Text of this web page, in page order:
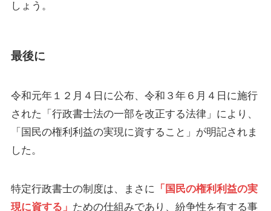
しょう。
最後に
令和元年１２月４日に公布、令和３年６月４日に施行
された「行政書士法の一部を改正する法律」により、
「国民の権利利益の実現に資すること」が明記されま
した。
特定行政書士の制度は、まさに 「国民の権利利益の実
現に資する」 ための仕組みであり、紛争性を有する事